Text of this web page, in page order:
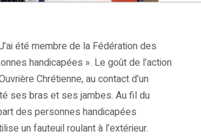
été membre de la Fédération des
handicapées ». Le goût de l’action
Chrétienne, au contact d’un
ses bras et ses jambes. Au fil du
des personnes handicapées
un fauteuil roulant à l’extérieur.